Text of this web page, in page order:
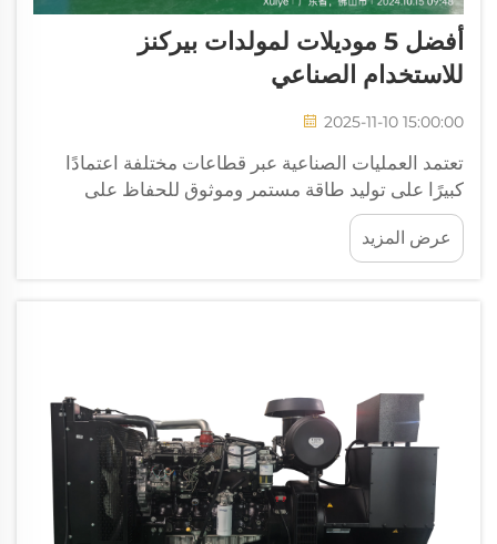
أفضل 5 موديلات لمولدات بيركنز
للاستخدام الصناعي
2025-11-10 15:00:00
تعتمد العمليات الصناعية عبر قطاعات مختلفة اعتمادًا
كبيرًا على توليد طاقة مستمر وموثوق للحفاظ على
الإنتاجية والكفاءة التشغيلية. ومن بين الشركات المصنعة
الرائدة في صناعة توليد الطاقة، رسّخت شركة بيركنز
نفسها كمزود رئيسي للمحركات التي تُستخدم في
عرض المزيد